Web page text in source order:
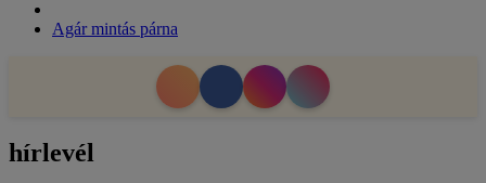
Agár mintás párna
hírlevél